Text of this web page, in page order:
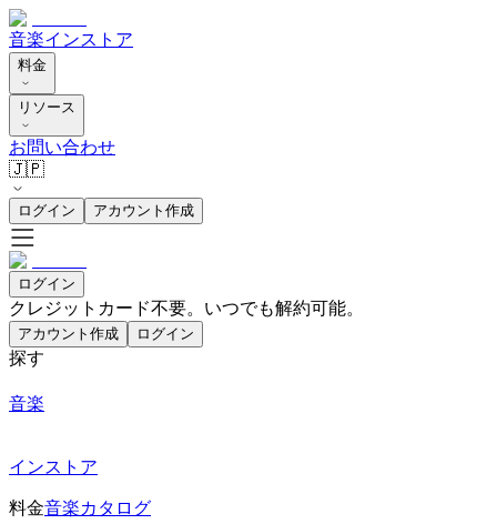
音楽インストア
料金
リソース
お問い合わせ
🇯🇵
ログイン アカウント作成
ログイン
クレジットカード不要。いつでも解約可能。
アカウント作成 ログイン
探す
音楽
インストア
料金音楽カタログ